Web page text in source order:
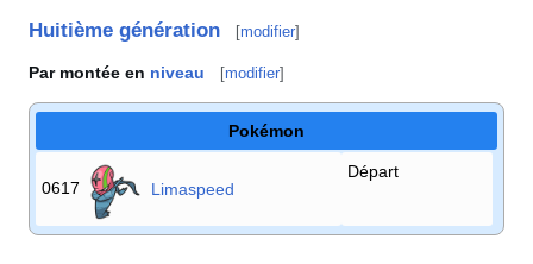
Huitième génération [modifier]
Par montée en niveau [modifier]
Pokémon
0617 Limaspeed
Départ